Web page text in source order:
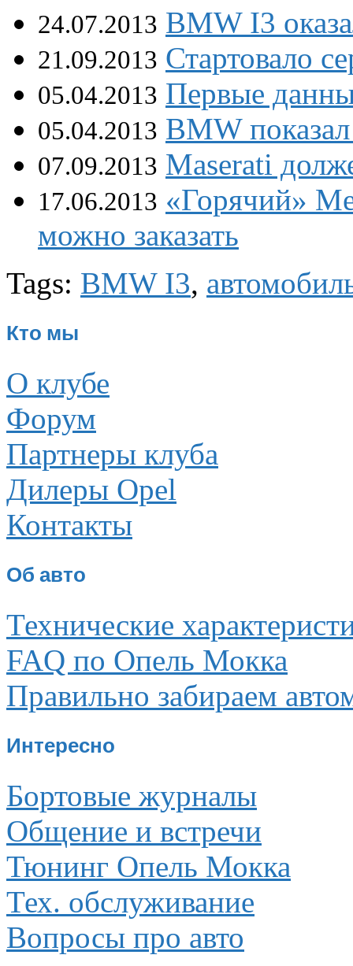
24.07.2013 BMW I3
21.09.2013 Стартовало
05.04.2013 Первые
05.04.2013 BMW
07.09.2013 Maserati
17.06.2013 «Горячий»
можно заказать
Tags: BMW I3,
Кто мы
О клубе
Форум
Партнеры клуба
Дилеры Opel
Контакты
Об авто
Технические
FAQ по Опель Мокка
Правильно забираем
Интересно
Бортовые журналы
Общение и встречи
Тюнинг Опель Мокка
Тех. обслуживание
Вопросы про авто